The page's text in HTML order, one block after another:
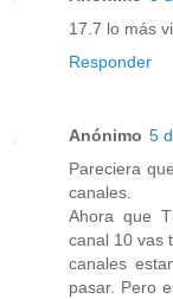
17.7 lo más
Responder
Anónimo 5
Pareciera
canales.
Ahora que
canal 10 vas
canales
pasar. Pero